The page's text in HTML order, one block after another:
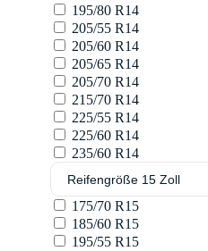
195/80 R14
205/55 R14
205/60 R14
205/65 R14
205/70 R14
215/70 R14
225/55 R14
225/60 R14
235/60 R14
Reifengröße 15 Zoll
175/70 R15
185/60 R15
195/55 R15